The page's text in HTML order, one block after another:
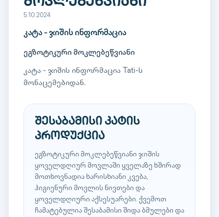
5.10.2024
კატა - ჯიშის ინფორმაცია
ეგზოტიკური მოკლებეწვიანი
კატა - ჯიშის ინფორმაცია Tati-ს
მონაცემებიდან.
შესაბამისი კატის
პროდუქცია
ეგზოტიკური მოკლებეწვიანი ჯიშის
ყოველდღიურ მოვლაში ყველაზე ხშირად
მოთხოვნადია ხარისხიანი კვება,
ჰიგიენური მოვლის ნივთები და
ყოველდღიური აქსესუარები. ქვემოთ
ჩამატებულია შესაბამისი შიდა ბმულები და